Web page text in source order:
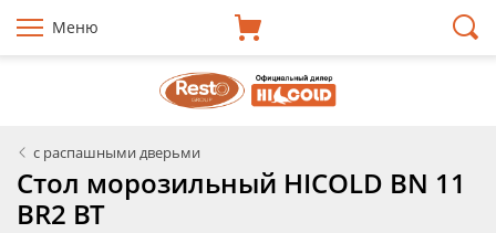
Меню
с распашными дверьми
Стол морозильный HICOLD BN 11
BR2 BT